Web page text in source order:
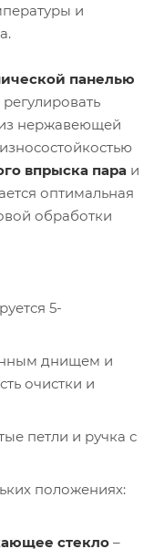
и
панелью
нержавеющей
впрыска пара и
оптимальная
обработки
5-
днищем и
очистки и
петли и ручка с
положениях:
стекло –